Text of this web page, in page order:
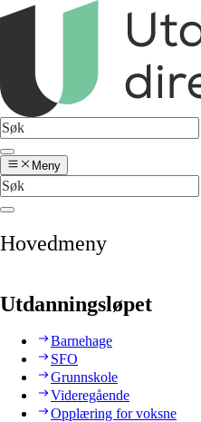
Meny
Hovedmeny
Utdanningsløpet
Barnehage
SFO
Grunnskole
Videregående
Opplæring for voksne